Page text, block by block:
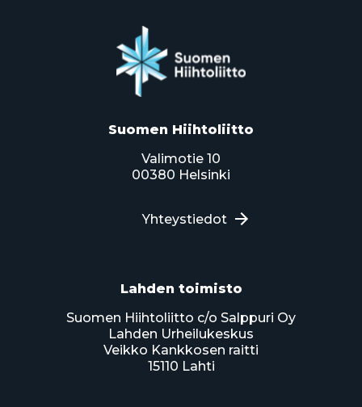
Suomen Hiihtoliitto
Valimotie 10
00380 Helsinki
Yhteystiedot
Lahden toimisto
Suomen Hiihtoliitto c/o Salppuri Oy
Lahden Urheilukeskus
Veikko Kankkosen raitti
15110 Lahti